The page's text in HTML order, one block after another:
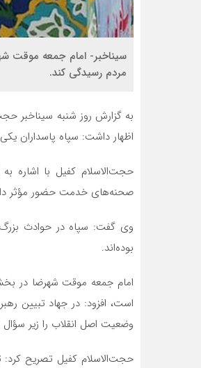
سیناخبر- امام جمعه موقت
مردم رسیدگی کند.
به گزارش روز شنبه سیناخبر
اظهار داشت: سپاه پاسداران
حجت‌الاسلام کفیل با اشاره
صحنه‌های خدمت حضور مؤثر
وی گفت: سپاه در حوادث
بوده‌اند.
امام جمعه موقت شهرضا در
است، افزود: در جهاد تبیین
وضعیت اصل انقلاب را زیر سؤال
حجت‌الاسلام کفیل تصریح